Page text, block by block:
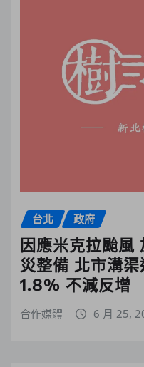
台北 政府
因應米克拉颱風
災整備 北市溝
1.8% 不減反增
合作媒體 6 月 25,